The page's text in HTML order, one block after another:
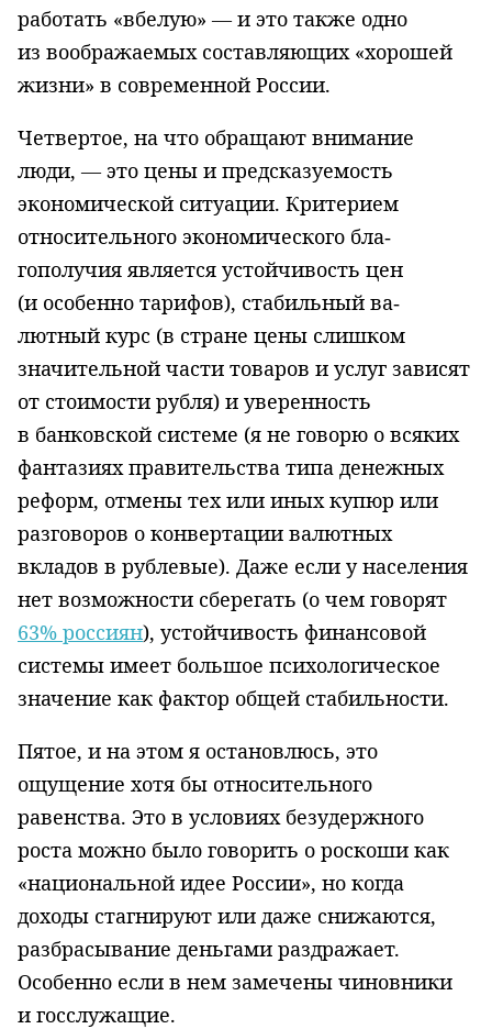
работать «вбелую» — и это также одно
из воображаемых составляющих «хорошей
жизни» в современной России.
Четвертое, на что обращают внимание
люди, — это цены и предсказуемость
экономической ситуации. Критерием
относительного экономического бла­
гополучия является устойчивость цен
(и особенно тарифов), стабильный ва­
лютный курс (в стране цены слишком
значительной части товаров и услуг зави­сят
от стоимости рубля) и уверенность
в банковской системе (я не говорю о всяких
фантазиях правительства типа денежных
реформ, отмены тех или иных купюр или
разговоров о конвертации валютных
вкладов в рублевые). Даже если у населения
нет возможности сберегать (о чем говорят
63% россиян), устойчивость финансовой
системы имеет большое психологическое
значение как фактор общей стабильности.
Пятое, и на этом я остановлюсь, это
ощущение хотя бы относительного
равенства. Это в условиях безудержного
роста можно было говорить о роскоши как
«национальной идее России», но когда
доходы стагнируют или да­же снижаются,
разбрасывание деньгами раздражает.
Особенно если в нем замечены чиновники
и госслужащие.